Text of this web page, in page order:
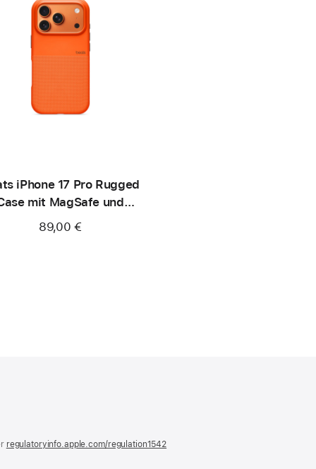
iPhone 17 Pro Rugged
mit MagSafe und
- Nevada
Orange
89,00 €
regulatoryinfo.apple.com/regulation1542